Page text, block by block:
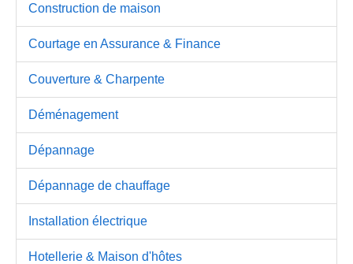
Construction de maison
Courtage en Assurance & Finance
Couverture & Charpente
Déménagement
Dépannage
Dépannage de chauffage
Installation électrique
Hotellerie & Maison d'hôtes